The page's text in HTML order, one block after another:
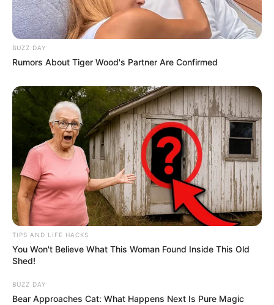
BUZZ DAY
Rumors About Tiger Wood's Partner Are Confirmed
TIPS AND LIFE HACKS
You Won't Believe What This Woman Found Inside This Old
Shed!
BUZZ DAY
Bear Approaches Cat: What Happens Next Is Pure Magic